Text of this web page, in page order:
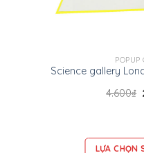
POPUP
Science gallery
4.600₫
LỰA CHỌN